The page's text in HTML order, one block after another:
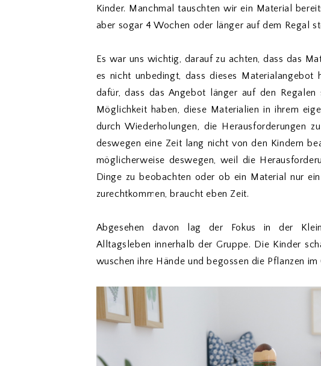
Kinder. Manchmal tauschten wir ein Material
aber sogar 4 Wochen oder länger auf dem Regal
Es war uns wichtig, darauf zu achten, dass das
es nicht unbedingt, dass dieses
dafür, dass das Angebot länger auf den
Möglichkeit haben, diese Materialien in ihrem
durch Wiederholungen, die Herausforderungen
deswegen eine Zeit lang nicht von den Kindern
möglicherweise deswegen, weil die
Dinge zu beobachten oder ob ein Material nur
zurechtkommen, braucht eben Zeit.
Abgesehen davon lag der Fokus in der
Alltagsleben innerhalb der Gruppe. Die Kinder
wuschen ihre Hände und begossen die Pflanzen